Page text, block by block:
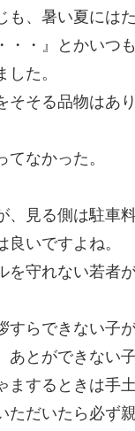
、暑い夏にはた
・・』とかいつ
た。
そる品物はあり
なかった。
見る側は駐車
いですよね。
守れない若者が
らできない子が
とができない
するときは手土
だいたら必ず